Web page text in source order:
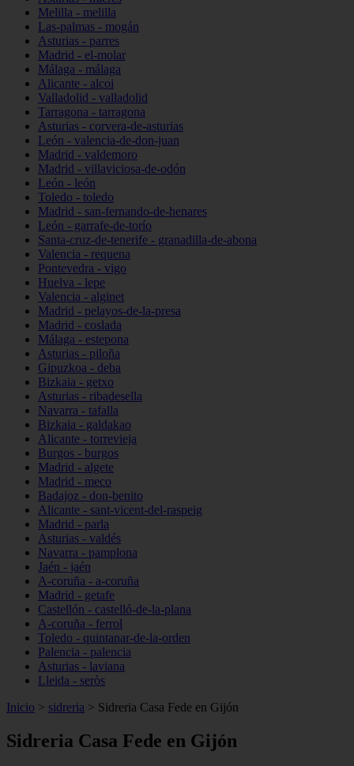
Melilla - melilla
Las-palmas - mogán
Asturias - parres
Madrid - el-molar
Málaga - málaga
Alicante - alcoi
Valladolid - valladolid
Tarragona - tarragona
Asturias - corvera-de-asturias
León - valencia-de-don-juan
Madrid - valdemoro
Madrid - villaviciosa-de-odón
León - león
Toledo - toledo
Madrid - san-fernando-de-henares
León - garrafe-de-torío
Santa-cruz-de-tenerife - granadilla-de-abona
Valencia - requena
Pontevedra - vigo
Huelva - lepe
Valencia - alginet
Madrid - pelayos-de-la-presa
Madrid - coslada
Málaga - estepona
Asturias - piloña
Gipuzkoa - deba
Bizkaia - getxo
Asturias - ribadesella
Navarra - tafalla
Bizkaia - galdakao
Alicante - torrevieja
Burgos - burgos
Madrid - algete
Madrid - meco
Badajoz - don-benito
Alicante - sant-vicent-del-raspeig
Madrid - parla
Asturias - valdés
Navarra - pamplona
Jaén - jaén
A-coruña - a-coruña
Madrid - getafe
Castellón - castelló-de-la-plana
A-coruña - ferrol
Toledo - quintanar-de-la-orden
Palencia - palencia
Asturias - laviana
Lleida - seròs
Inicio > sidreria > Sidreria Casa Fede en Gijón
Sidreria Casa Fede en Gijón